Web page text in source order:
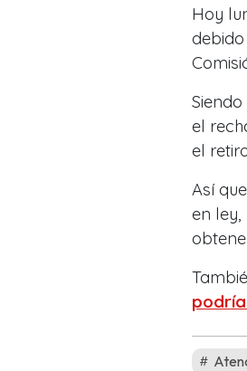
Hoy
el
el
Así
en